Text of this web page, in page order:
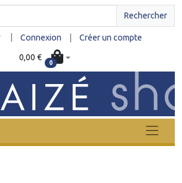
Rechercher
Connexion Créer un compte
0,00 €
0